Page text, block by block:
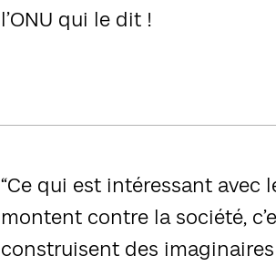
l’ONU qui le dit !
“Ce qui est intéressant avec
montent contre la société,
construisent des